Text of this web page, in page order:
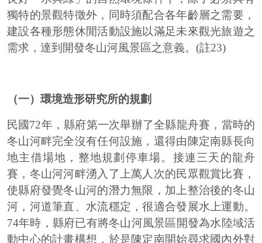
獨特的景觀特徵外，同時須配合各年齡層之需要，
建設各種形態休閒活動設施以滿足未來觀光旅遊之
需求，達到開發冬山河風景區之意義。(註23)
（一）環境造形研究所的規劃
民國72年，縣府第一次舉辦了全縣龍舟賽，當時的
冬山河畔完全沒有任何設施，還得由陳定南縣長向
地主借場地，整地規劃停車場。接連三天的龍舟
賽，冬山河河畔湧入了上萬人次的民眾觀賞比賽，
使縣府發覺冬山河的潛力無限，加上整治後的冬山
河，河道筆直、水流穩定，很適合發展水上運動。
74年時，縣府已有將冬山河風景區開發為水陸域活
動中心的計畫構想，於是陳定南開始尋求國內外對